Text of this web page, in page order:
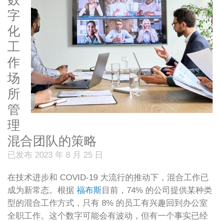
字
化
工
作
场
所
管
理
混合团队的策略
已发布 2023 年 8 月 25 日
在技术进步和 COVID-19 大流行的推动下，混合工作已
成为新常态。根据 福布斯目前，74% 的公司提供某种类
型的混合工作方式，只有 8% 的员工有兴趣回到办公室
全职工作。这个数字可能会有波动，但有一个事实已经